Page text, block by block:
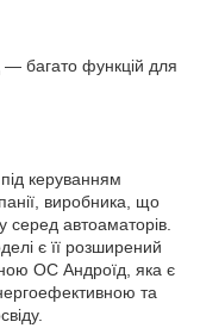
— багато функцій для
керуванням
виробника, що
серед автоаматорів.
є її розширений
ОС Андроїд, яка є
та